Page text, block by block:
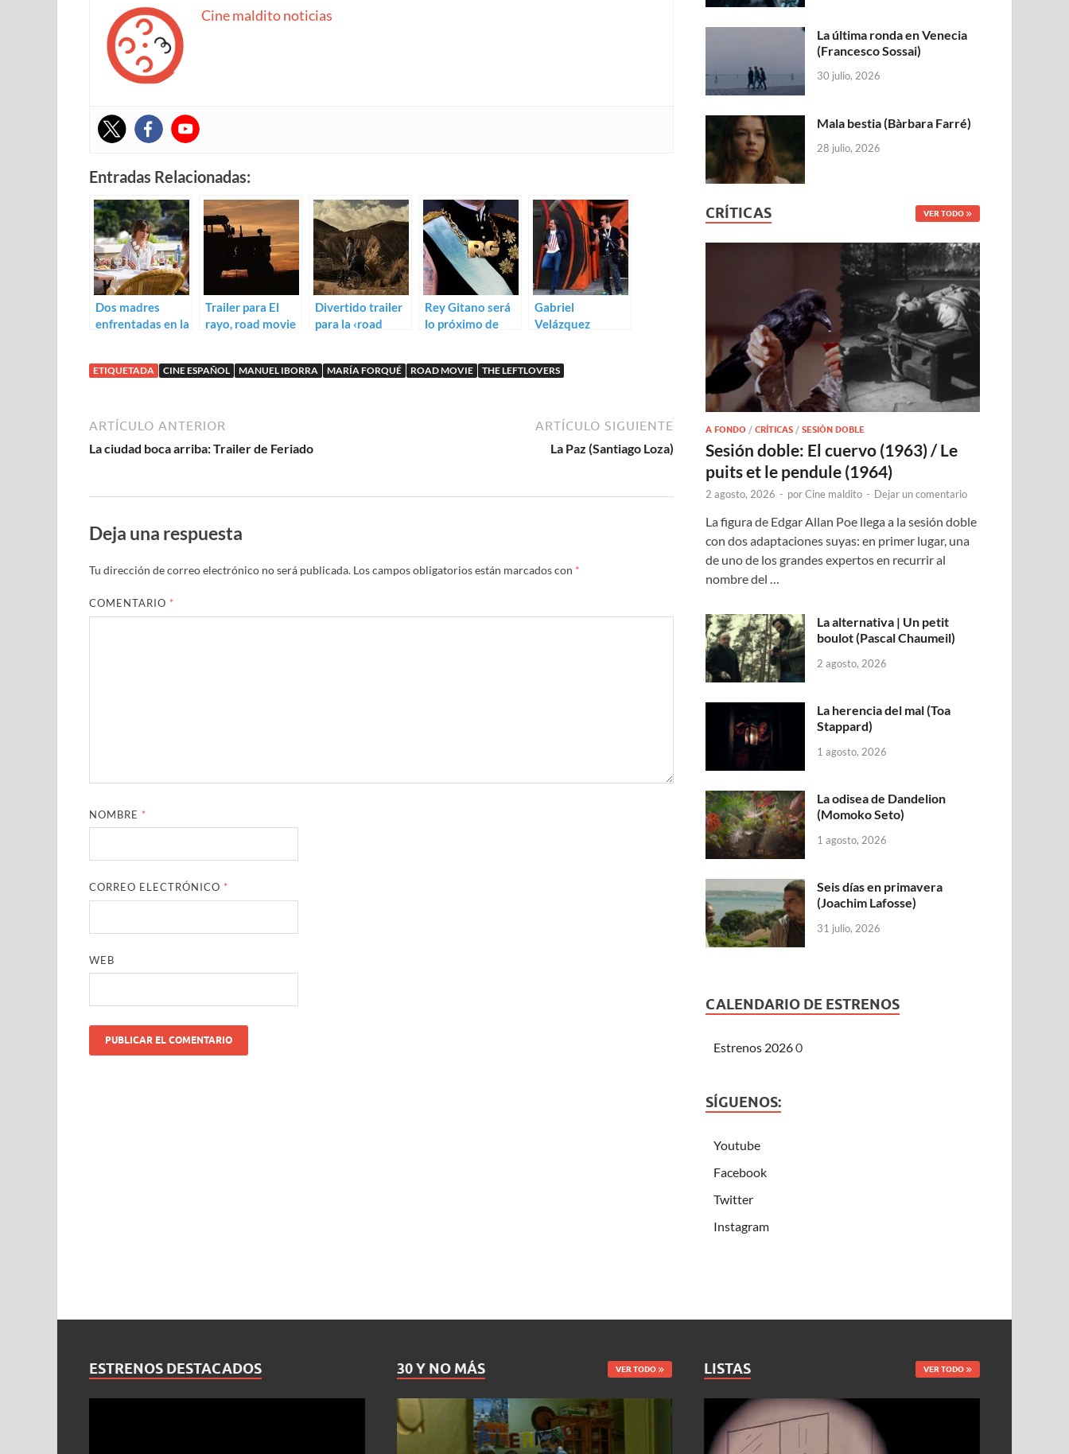
Cine maldito noticias
Entradas Relacionadas:
Dos madres
enfrentadas en la
Trailer para El
rayo, road movie
Divertido trailer
para la ‹road
Rey Gitano será
lo próximo de
Gabriel
Velázquez
ETIQUETADA CINE ESPAÑOL MANUEL IBORRA MARÍA FORQUÉ ROAD MOVIE THE LEFTLOVERS
ARTÍCULO ANTERIOR
La ciudad boca arriba: Trailer de Feriado
ARTÍCULO SIGUIENTE
La Paz (Santiago Loza)
Deja una respuesta
Tu dirección de correo electrónico no será publicada. Los campos obligatorios están marcados con *
COMENTARIO *
NOMBRE *
CORREO ELECTRÓNICO *
WEB
La última ronda en Venecia
(Francesco Sossai)
30 julio, 2026
Mala bestia (Bàrbara Farré)
28 julio, 2026
CRÍTICAS VER TODO
A FONDO /CRÍTICAS /SESIÓN DOBLE
Sesión doble: El cuervo (1963) / Le
puits et le pendule (1964)
2 agosto, 2026 - porCine maldito - Dejar un comentario
La figura de Edgar Allan Poe llega a la sesión doble
con dos adaptaciones suyas: en primer lugar, una
de uno de los grandes expertos en recurrir al
nombre del …
La alternativa | Un petit
boulot (Pascal Chaumeil)
2 agosto, 2026
La herencia del mal (Toa
Stappard)
1 agosto, 2026
La odisea de Dandelion
(Momoko Seto)
1 agosto, 2026
Seis días en primavera
(Joachim Lafosse)
31 julio, 2026
CALENDARIO DE ESTRENOS
Estrenos 20260
SÍGUENOS:
Youtube
Facebook
Twitter
Instagram
ESTRENOS DESTACADOS 30 Y NO MÁS VER TODO LISTAS VER TODO